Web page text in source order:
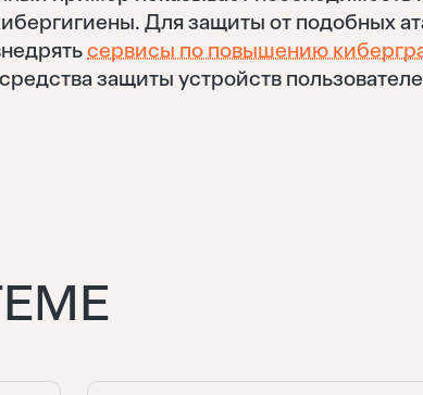
Для защиты от подобных
сервисы по повышению
защиты устройств
Восстановить